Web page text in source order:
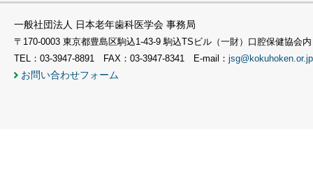
一般社団法人 日本老年歯科医学会 事務局
〒170-0003 東京都豊島区駒込1-43-9 駒込TSビル（一財）口腔保健協会内
TEL：03-3947-8891 FAX：03-3947-8341 E-mail： jsg@kokuhoken.or.jp
お問い合わせフォーム